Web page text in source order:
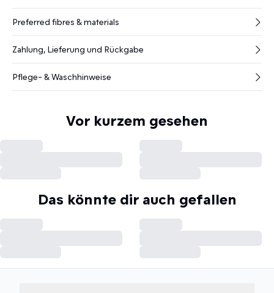
Preferred fibres & materials
Zahlung, Lieferung und Rückgabe
Pflege- & Waschhinweise
Vor kurzem gesehen
Das könnte dir auch gefallen